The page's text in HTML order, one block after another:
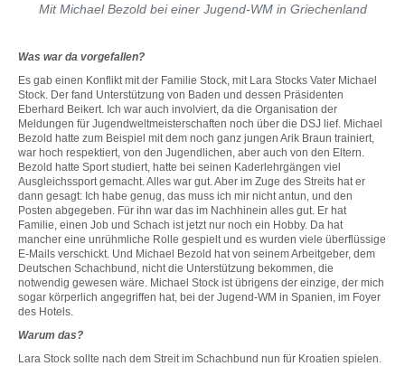
Mit Michael Bezold bei einer Jugend-WM in Griechenland
Was war da vorgefallen?
Es gab einen Konflikt mit der Familie Stock, mit Lara Stocks Vater Michael
Stock. Der fand Unterstützung von Baden und dessen Präsidenten
Eberhard Beikert. Ich war auch involviert, da die Organisation der
Meldungen für Jugendweltmeisterschaften noch über die DSJ lief. Michael
Bezold hatte zum Beispiel mit dem noch ganz jungen Arik Braun trainiert,
war hoch respektiert, von den Jugendlichen, aber auch von den Eltern.
Bezold hatte Sport studiert, hatte bei seinen Kaderlehrgängen viel
Ausgleichssport gemacht. Alles war gut. Aber im Zuge des Streits hat er
dann gesagt: Ich habe genug, das muss ich mir nicht antun, und den
Posten abgegeben. Für ihn war das im Nachhinein alles gut. Er hat
Familie, einen Job und Schach ist jetzt nur noch ein Hobby. Da hat
mancher eine unrühmliche Rolle gespielt und es wurden viele überflüssige
E-Mails verschickt. Und Michael Bezold hat von seinem Arbeitgeber, dem
Deutschen Schachbund, nicht die Unterstützung bekommen, die
notwendig gewesen wäre. Michael Stock ist übrigens der einzige, der mich
sogar körperlich angegriffen hat, bei der Jugend-WM in Spanien, im Foyer
des Hotels.
Warum das?
Lara Stock sollte nach dem Streit im Schachbund nun für Kroatien spielen.